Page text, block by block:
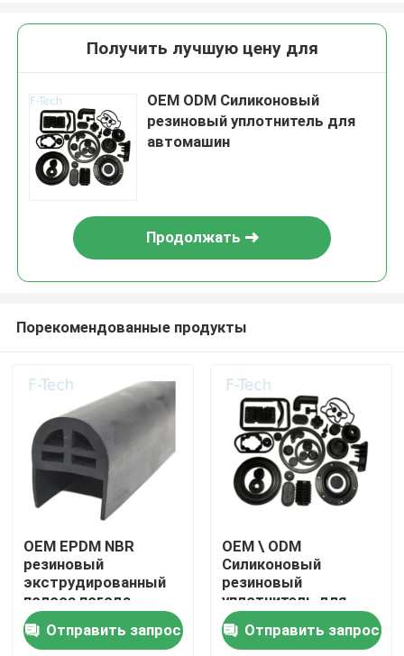
Домой
Продукты
Видеозаписи
Получить лучшую цену для
OEM ODM Силиконовый
резиновый уплотнитель для
автомашин
Продолжать
Порекомендованные продукты
OEM EPDM NBR
резиновый
экструдированный
полоса погода
полоса для
солнечного потолка
Отправить запрос
OEM \ ODM
Силиконовый
резиновый
уплотнитель для
автомашин
Отправить запрос